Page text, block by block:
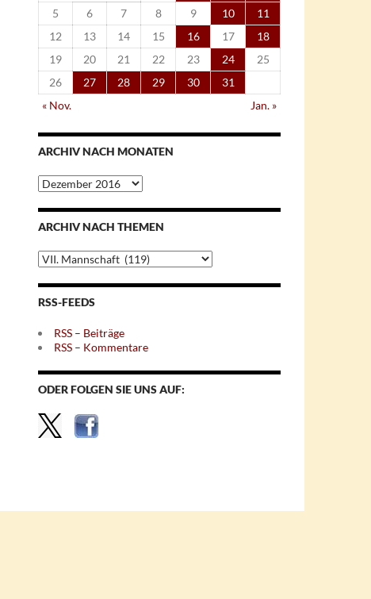
5
6 7 8 9 10
11
12
13 14 15 16 17
18
19
20 21 22 23 24
25
26
27 28 29 30
31
« Nov.
Jan. »
ARCHIV NACH MONATEN
Archiv
nach
Monaten
ARCHIV NACH THEMEN
Archiv
nach
Themen
RSS-FEEDS
RSS – Beiträge
RSS – Kommentare
ODER FOLGEN SIE UNS AUF: